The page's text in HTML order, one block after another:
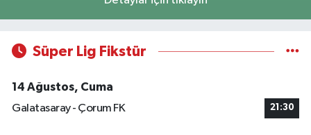
Süper Lig Fikstür
14 Ağustos, Cuma
Galatasaray - Çorum FK
21:30